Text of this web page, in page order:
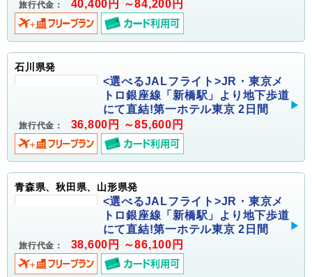
旅行代金： 40,400円 ～84,200円
石川県発
<選べるJALフライト>JR・東京メ
トロ銀座線「新橋駅」より地下歩道
にて直結!第一ホテル東京 2日間
旅行代金： 36,800円 ～85,600円
青森県、秋田県、山形県発
<選べるJALフライト>JR・東京メ
トロ銀座線「新橋駅」より地下歩道
にて直結!第一ホテル東京 2日間
旅行代金： 38,600円 ～86,100円